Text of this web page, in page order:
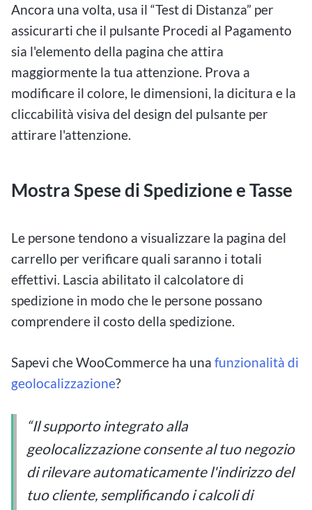
Ancora una volta, usa il “Test di Distanza” per
assicurarti che il pulsante Procedi al Pagamento
sia l'elemento della pagina che attira
maggiormente la tua attenzione. Prova a
modificare il colore, le dimensioni, la dicitura e la
cliccabilità visiva del design del pulsante per
attirare l'attenzione.
Mostra Spese di Spedizione e Tasse
Le persone tendono a visualizzare la pagina del
carrello per verificare quali saranno i totali
effettivi. Lascia abilitato il calcolatore di
spedizione in modo che le persone possano
comprendere il costo della spedizione.
Sapevi che WooCommerce ha una funzionalità di
geolocalizzazione?
“Il supporto integrato alla
geolocalizzazione consente al tuo negozio
di rilevare automaticamente l'indirizzo del
tuo cliente, semplificando i calcoli di